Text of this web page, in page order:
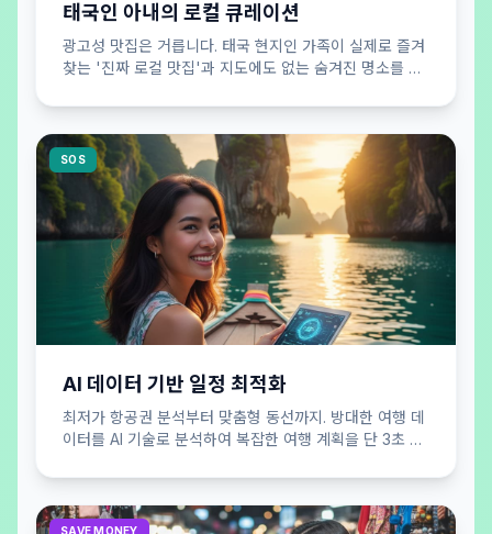
태국인 아내의 로컬 큐레이션
광고성 맛집은 거릅니다. 태국 현지인 가족이 실제로 즐겨
찾는 '진짜 로컬 맛집'과 지도에도 없는 숨겨진 명소를 큐
SOS
AI 데이터 기반 일정 최적화
최저가 항공권 분석부터 맞춤형 동선까지. 방대한 여행 데
이터를 AI 기술로 분석하여 복잡한 여행 계획을 단 3초 만
SAVE MONEY